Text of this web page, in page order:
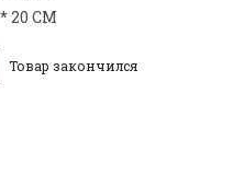
20 СМ
Товар закончился